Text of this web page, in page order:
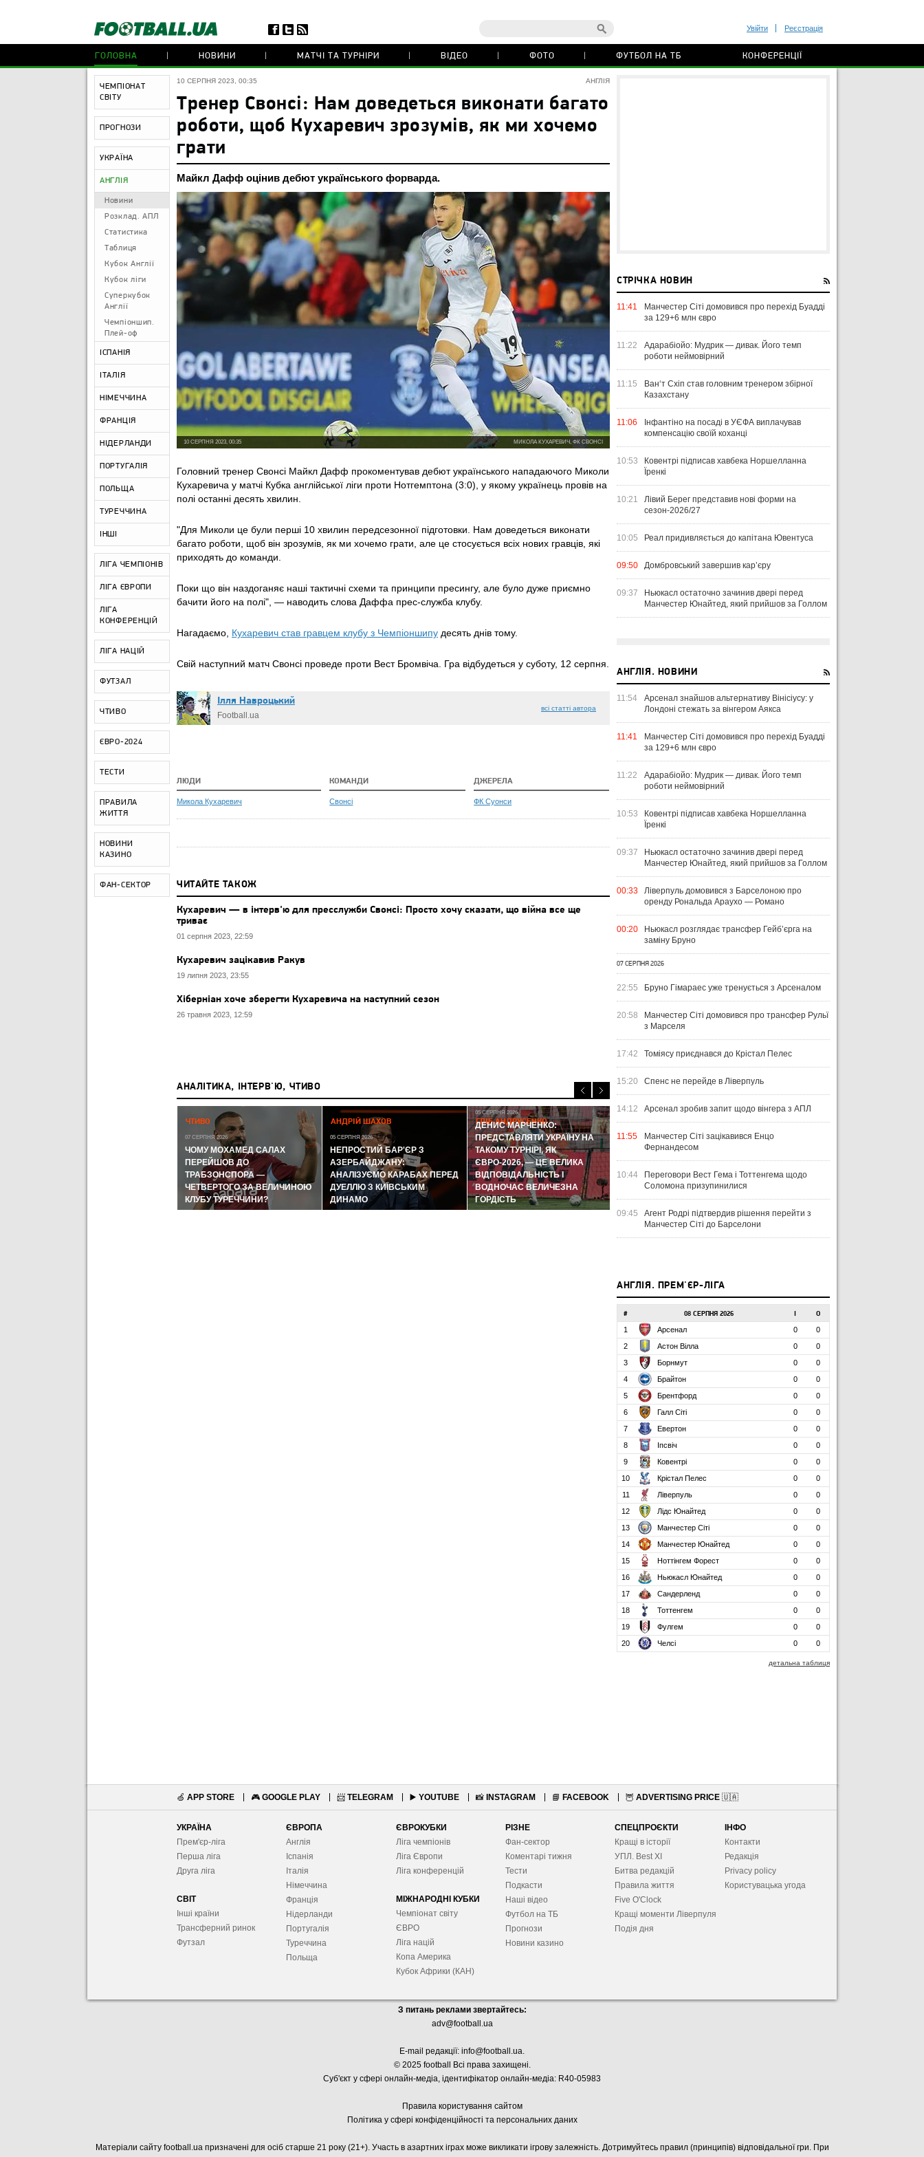
Увійти Реєстрація
ГОЛОВНА НОВИНИ МАТЧІ ТА ТУРНІРИ ВІДЕО ФОТО ФУТБОЛ НА ТБ КОНФЕРЕНЦІЇ
ЧЕМПІОНАТ
СВІТУ
ПРОГНОЗИ
УКРАЇНА
АНГЛІЯ
Новини
Розклад. АПЛ
Статистика
Таблиця
Кубок Англії
Кубок ліги
Суперкубок
Англії
Чемпіоншип.
Плей-оф
ІСПАНІЯ
ІТАЛІЯ
НІМЕЧЧИНА
ФРАНЦІЯ
НІДЕРЛАНДИ
ПОРТУГАЛІЯ
ПОЛЬЩА
ТУРЕЧЧИНА
ІНШІ
ЛІГА ЧЕМПІОНІВ
ЛІГА ЄВРОПИ
ЛІГА
КОНФЕРЕНЦІЙ
ЛІГА НАЦІЙ
ФУТЗАЛ
ЧТИВО
ЄВРО-2024
ТЕСТИ
ПРАВИЛА
ЖИТТЯ
НОВИНИ
КАЗИНО
ФАН-СЕКТОР
АНГЛІЯ
10 СЕРПНЯ 2023, 00:35
Тренер Свонсі: Нам доведеться виконати багато
роботи, щоб Кухаревич зрозумів, як ми хочемо
грати
Майкл Дафф оцінив дебют українського форварда.
МИКОЛА КУХАРЕВИЧ, ФК СВОНСІ
10 СЕРПНЯ 2023, 00:35
Головний тренер Свонсі Майкл Дафф прокоментував дебют українського нападаючого Миколи
Кухаревича у матчі Кубка англійської ліги проти Нотгемптона (3:0), у якому українець провів на
полі останні десять хвилин.
"Для Миколи це були перші 10 хвилин передсезонної підготовки. Нам доведеться виконати
багато роботи, щоб він зрозумів, як ми хочемо грати, але це стосується всіх нових гравців, які
приходять до команди.
Поки що він наздоганяє наші тактичні схеми та принципи пресингу, але було дуже приємно
бачити його на полі", — наводить слова Даффа прес-служба клубу.
Нагадаємо, Кухаревич став гравцем клубу з Чемпіоншипу десять днів тому.
Свій наступний матч Свонсі проведе проти Вест Бромвіча. Гра відбудеться у суботу, 12 серпня.
Ілля Навроцький
Football.ua
всі статті автора
ЛЮДИ
Микола Кухаревич
КОМАНДИ
Свонсі
ДЖЕРЕЛА
ФК Суонси
ЧИТАЙТЕ ТАКОЖ
Кухаревич — в інтерв'ю для пресслужби Свонсі: Просто хочу сказати, що війна все ще
триває
01 серпня 2023, 22:59
Кухаревич зацікавив Ракув
19 липня 2023, 23:55
Хіберніан хоче зберегти Кухаревича на наступний сезон
26 травня 2023, 12:59
АНАЛІТИКА, ІНТЕРВ'Ю, ЧТИВО
ЧТИВО
07 СЕРПНЯ 2026
ЧОМУ МОХАМЕД САЛАХ
ПЕРЕЙШОВ ДО
ТРАБЗОНСПОРА —
ЧЕТВЕРТОГО ЗА ВЕЛИЧИНОЮ
КЛУБУ ТУРЕЧЧИНИ?
АНДРІЙ ШАХОВ
05 СЕРПНЯ 2026
НЕПРОСТИЙ БАР'ЄР З
АЗЕРБАЙДЖАНУ:
АНАЛІЗУЄМО КАРАБАХ ПЕРЕД
ДУЕЛЛЮ З КИЇВСЬКИМ
ДИНАМО
ГЛІБ АНДРУСЕНКО
05 СЕРПНЯ 2026
ДЕНИС МАРЧЕНКО:
ПРЕДСТАВЛЯТИ УКРАЇНУ НА
ТАКОМУ ТУРНІРІ, ЯК
ЄВРО-2026, — ЦЕ ВЕЛИКА
ВІДПОВІДАЛЬНІСТЬ І
ВОДНОЧАС ВЕЛИЧЕЗНА
ГОРДІСТЬ
ЧТИВО
04 СЕРПНЯ 2026
УКРАЇНСЬКИЙ СЛІД У ДРУГОМУ
ТУРІ ЕКСТРАКЛЯСИ: МАЦЕНКО
ПЕРЕМАГАЄ, РОМАНЧУК
ТРИМАЄ РІВЕНЬ, ЛЕХІЯ ЗНОВУ
БЕЗ ОЧОК
УКРАЇНА
31 ЛИПНЯ 2026
КОМАНД
СТРІЧКА НОВИН
11:41
Манчестер Сіті домовився про перехід Буадді
за 129+6 млн євро
11:22
Адарабіойо: Мудрик — дивак. Його темп
роботи неймовірний
11:15
Ван‘т Схіп став головним тренером збірної
Казахстану
11:06
Інфантіно на посаді в УЄФА виплачував
компенсацію своїй коханці
10:53
Ковентрі підписав хавбека Норшелланна
Їренкі
10:21
Лівий Берег представив нові форми на
сезон-2026/27
10:05 Реал придивляється до капітана Ювентуса
09:50 Домбровський завершив кар’єру
09:37
Ньюкасл остаточно зачинив двері перед
Манчестер Юнайтед, який прийшов за Голлом
АНГЛІЯ. НОВИНИ
11:54
Арсенал знайшов альтернативу Вінісіусу: у
Лондоні стежать за вінгером Аякса
11:41
Манчестер Сіті домовився про перехід Буадді
за 129+6 млн євро
11:22
Адарабіойо: Мудрик — дивак. Його темп
роботи неймовірний
10:53
Ковентрі підписав хавбека Норшелланна
Їренкі
09:37
Ньюкасл остаточно зачинив двері перед
Манчестер Юнайтед, який прийшов за Голлом
00:33
Ліверпуль домовився з Барселоною про
оренду Рональда Араухо — Романо
00:20
Ньюкасл розглядає трансфер Гейб’єрга на
заміну Бруно
07 СЕРПНЯ 2026
22:55 Бруно Гімараес уже тренується з Арсеналом
20:58
Манчестер Сіті домовився про трансфер Рульї
з Марселя
17:42 Томіясу приєднався до Крістал Пелес
15:20 Спенс не перейде в Ліверпуль
14:12 Арсенал зробив запит щодо вінгера з АПЛ
11:55
Манчестер Сіті зацікавився Енцо
Фернандесом
10:44
Переговори Вест Гема і Тоттенгема щодо
Соломона призупинилися
09:45
Агент Родрі підтвердив рішення перейти з
Манчестер Сіті до Барселони
АНГЛІЯ. ПРЕМ'ЄР-ЛІГА
# 08 СЕРПНЯ 2026 О
1 Арсенал 0
0
2
Астон Вілла 0
0
3
Борнмут 0
0
4
Брайтон 0
0
5
Брентфорд 0
0
6
Галл Сіті 0
0
7
Евертон 0
0
8
Іпсвіч 0
0
9
Ковентрі 0
0
10
Крістал Пелес 0
0
11
Ліверпуль 0
0
12
Лідс Юнайтед 0
0
13
Манчестер Сіті 0
0
14
Манчестер Юнайтед 0
0
15
Ноттінгем Форест 0
0
16
Ньюкасл Юнайтед 0
0
17
Сандерленд 0
0
18
Тоттенгем 0
0
19
Фулгем 0
0
20
Челсі 0 0
детальна таблиця
🍏 APP STORE 🎮 GOOGLE PLAY 📨 TELEGRAM ▶️ YOUTUBE 📸 INSTAGRAM 📘 FACEBOOK 🦉 ADVERTISING PRICE 🇺🇦
УКРАЇНА
Прем'єр-ліга
Перша ліга
Друга ліга
СВІТ
Інші країни
Трансферний ринок
Футзал
ЄВРОПА
Англія
Іспанія
Італія
Німеччина
Франція
Нідерланди
Португалія
Туреччина
Польща
ЄВРОКУБКИ
Ліга чемпіонів
Ліга Європи
Ліга конференцій
МІЖНАРОДНІ КУБКИ
Чемпіонат світу
ЄВРО
Ліга націй
Копа Америка
Кубок Африки (КАН)
РІЗНЕ
Фан-сектор
Коментарі тижня
Тести
Подкасти
Наші відео
Футбол на ТБ
Прогнози
Новини казино
СПЕЦПРОЄКТИ
Кращі в історії
УПЛ. Best XІ
Битва редакцій
Правила життя
Five O'Clock
Кращі моменти Ліверпуля
Подія дня
ІНФО
Контакти
Редакція
Privacy policy
Користувацька угода
З питань реклами звертайтесь:
adv@football.ua
E-mail редакції: info@football.ua.
© 2025 football Всі права захищені.
Суб'єкт у сфері онлайн-медіа, ідентифікатор онлайн-медіа: R40-05983
Правила користування сайтом
Політика у сфері конфіденційності та персональних даних
Матеріали сайту football.ua призначені для осіб старше 21 року (21+). Участь в азартних іграх може викликати ігрову залежність. Дотримуйтесь правил (принципів) відповідальної гри. При